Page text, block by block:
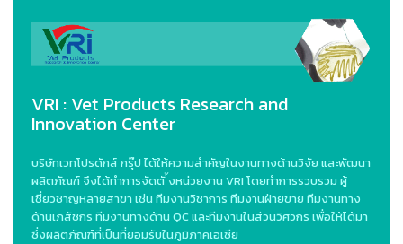
VRI : Vet Products Research and
Innovation Center
บริษัทเวทโปรดักส์ กรุ๊ป ได้ให้ความสําคัญในงานทางด้านวิจัย และพัฒนา
ผลิตภัณฑ์ จึงได้ทําการจัดตั ้งหน่วยงาน VRI โดยทําการรวบรวม ผู้
เชี่ยวชาญหลายสาขา เช่น ทีมงานวิชาการ ทีมงานฝ่ายขาย ทีมงานทาง
ด้านเภสัชกร ทีมงานทางด้าน QC และทีมงานในส่วนวิศวกร เพื่อให้ได้มา
ซึ่งผลิตภัณฑ์ที่เป็นที่ยอมรับในภูมิภาคเอเซีย